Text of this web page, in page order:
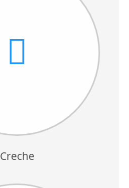
Creche